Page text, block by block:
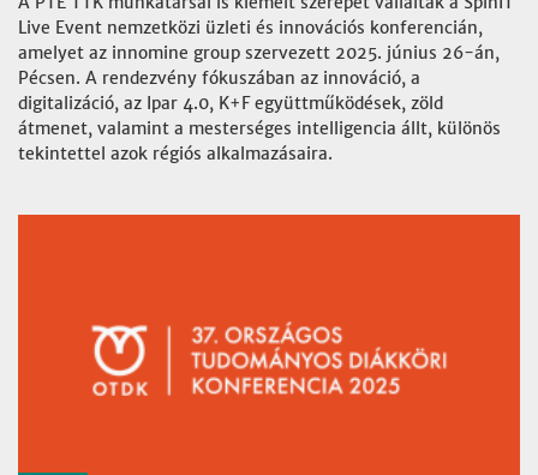
Live Event nemzetközi üzleti és innovációs konferencián,
amelyet az innomine group szervezett 2025. június 26-án,
Pécsen. A rendezvény fókuszában az innováció, a
digitalizáció, az Ipar 4.0, K+F együttműködések, zöld
átmenet, valamint a mesterséges intelligencia állt, különös
tekintettel azok régiós alkalmazásaira.